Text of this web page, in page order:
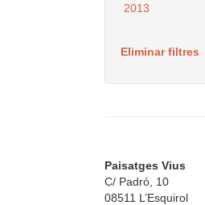
2013
Eliminar filtres
Paisatges Vius
C/ Padró, 10
08511 L’Esquirol